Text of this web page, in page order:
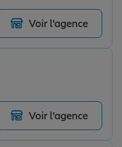
Voir l'agence
Voir l'agence